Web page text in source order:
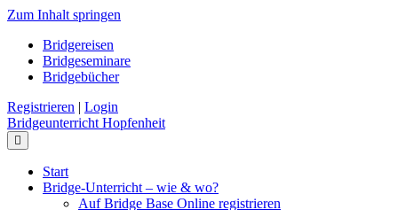
Zum Inhalt springen
Bridgereisen
Bridgeseminare
Bridgebücher
Registrieren | Login
Bridgeunterricht Hopfenheit
Start
Bridge-Unterricht – wie & wo?
Auf Bridge Base Online registrieren